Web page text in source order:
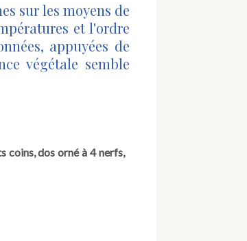
sur les moyens de
et l'ordre
appuyées de
végétale semble
coins, dos orné à 4 nerfs,